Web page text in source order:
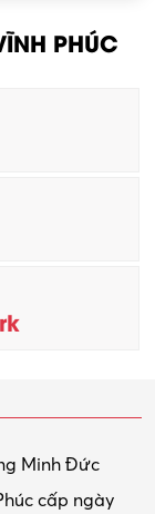
PHÚC
Minh Đức
cấp ngày